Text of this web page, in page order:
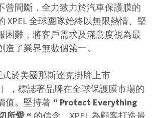
曾間斷，全力致力於汽車保護膜的
XPEL 全球團隊始終以無限熱情、堅
困難，將客戶需求及滿意度視為最
了業界無數個第一。
式於美國那斯達克掛牌上市
），標誌著品牌在全球保護膜市場的
值。堅持著 ” Protect Everything
所愛 “ 的信念，XPEL 為顧客打造最